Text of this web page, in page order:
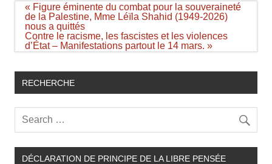
Navigation
de
l’article
« Figure éminente du combat pour la souveraineté
de la Palestine, Mme Léïla Shahid (1949-2026)
nous a quittés
Contre le racisme, les fascistes et les violences
d’État – Manifestations partout le 14 mars. »
RECHERCHE
DÉCLARATION DE PRINCIPE DE LA LIBRE PENSÉE